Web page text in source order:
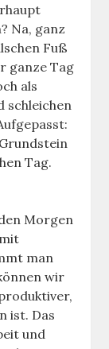
Na, ganz
Fuß
ganze Tag
als
schleichen
Tag.
Morgen
man
wir
ist. Das
und